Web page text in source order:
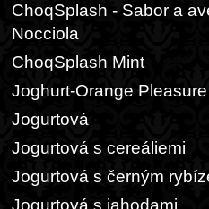
ChoqSplash - Sabor a
Nocciola
ChoqSplash Mint
Joghurt-Orange Pleasure
Jogurtová
Jogurtová s cereáliemi
Jogurtová s černým
Jogurtová s jahodami